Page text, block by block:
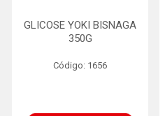
GLICOSE YOKI BISNAGA
350G
Código: 1656